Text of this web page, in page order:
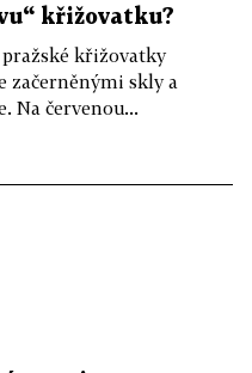
křižovatku?
pražské křižovatky
začerněnými skly a
Na červenou...